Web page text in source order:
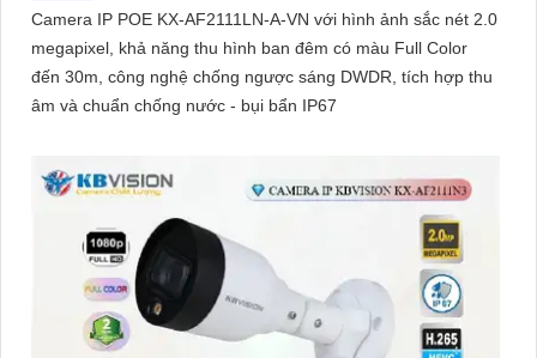
Camera IP POE KX-AF2111LN-A-VN với hình ảnh sắc nét 2.0
megapixel, khả năng thu hình ban đêm có màu Full Color
đến 30m, công nghệ chống ngược sáng DWDR, tích hợp thu
âm và chuẩn chống nước - bụi bẩn IP67